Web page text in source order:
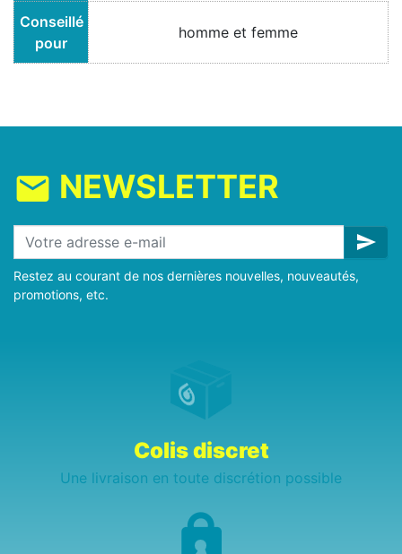
Conseillé
pour
homme et femme
mail NEWSLETTER
send
Restez au courant de nos dernières nouvelles, nouveautés,
promotions, etc.
Colis discret
Une livraison en toute discrétion possible